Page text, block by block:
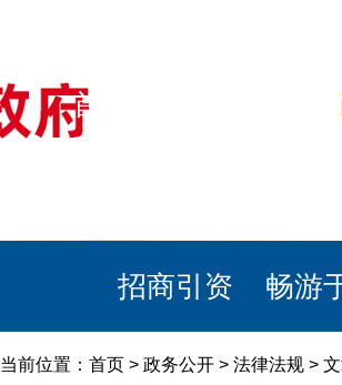
首页
招商引资 畅游
当前位置： 首页 > 政务公开 > 法律法规 >